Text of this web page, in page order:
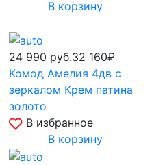
В корзину
24 990 руб.32 160₽
Комод Амелия 4дв с
зеркалом Крем патина
золото
В избранное
В корзину